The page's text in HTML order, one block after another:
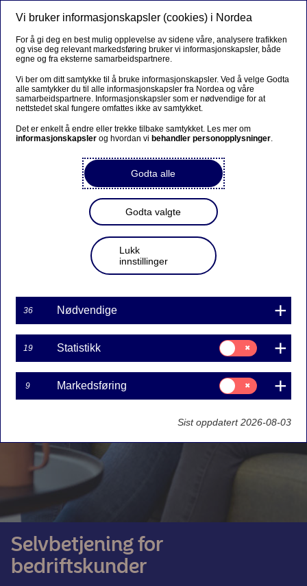
Selvbetjening for
bedriftskunder
Vi bruker informasjonskapsler (cookies) i Nordea
For å gi deg en best mulig opplevelse av sidene våre, analysere trafikken
og vise deg relevant markedsføring bruker vi informasjonskapsler, både
egne og fra eksterne samarbeidspartnere.
Vi ber om ditt samtykke til å bruke informasjonskapsler. Ved å velge Godta
alle samtykker du til alle informasjonskapsler fra Nordea og våre
samarbeidspartnere. Informasjonskapsler som er nødvendige for at
nettstedet skal fungere omfattes ikke av samtykket.
Det er enkelt å endre eller trekke tilbake samtykket. Les mer om
informasjonskapsler og hvordan vi behandler personopplysninger.
Godta alle
Godta valgte
Lukk
innstillinger
36 Nødvendige
19 Statistikk
Samtykke
til:
Statistikk
9 Markedsføring
Samtykke
til:
Markedsføring
Sist oppdatert 2026-08-03